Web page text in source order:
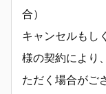
合）
キャンセルもし
様の契約により
ただく場合がご